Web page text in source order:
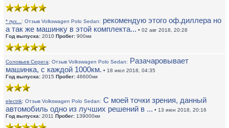
* пух... : Отзыв Volkswagen Polo Sedan: рекомендую этого оф.диллера но
а так же машинку в этой комплекта... • 02 авг 2018, 20:28
Год выпуска: 2010 Пробег: 900км
Соловьев Серега: Отзыв Volkswagen Polo Sedan: Разачаровывает
машинка, с каждой 1000км. • 18 июл 2018, 04:35
Год выпуска: 2015 Пробег: 46600км
electrik: Отзыв Volkswagen Polo Sedan: С моей точки зрения, данный
автомобиль одно из лучших решений в ... • 13 июн 2018, 20:16
Год выпуска: 2011 Пробег: 139000км